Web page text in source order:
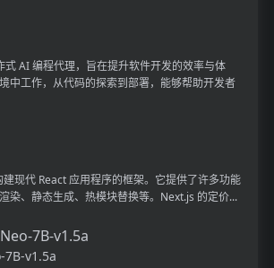
式 AI 编程代理，旨在提升软件开发的效率与体
中工作，从代码的探索到部署，能够帮助开发者
现代 React 应用程序的框架。它提供了许多功能
染、静态生成、热模块替换等。Next.js 的定价...
v1.5a